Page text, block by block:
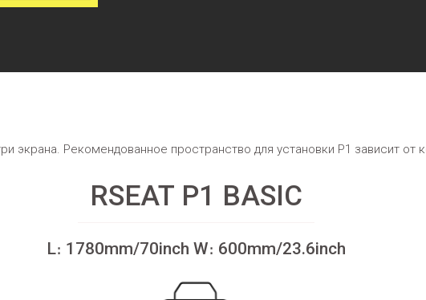
экрана. Рекомендованное пространство для установки P1 зависит от
RSEAT P1 BASIC
L։ 1780mm/70inch W։ 600mm/23.6inch